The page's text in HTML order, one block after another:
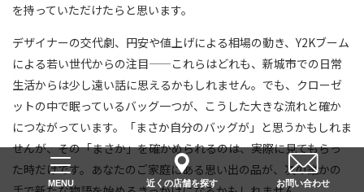
を持っていただけたらと思います。
デザイナーの交代劇、円安や値上げによる相場の動き、Y2Kブーム
による若い世代からの注目——これらはどれも、新城市での日常
生活からは少し遠い話に思えるかもしれません。でも、クローゼ
ットの中で眠っているバッグ一つが、こうした大きな流れと確か
につながっています。「まさか自分のバッグが」と思うかもしれま
せんが、その「まさか」を確かめられるのは、実際に見てもらっ
た時だけです。あなたのご家庭にある思い出の品が、次の誰かの
MENU 近くの店舗を探す お問い合わせ